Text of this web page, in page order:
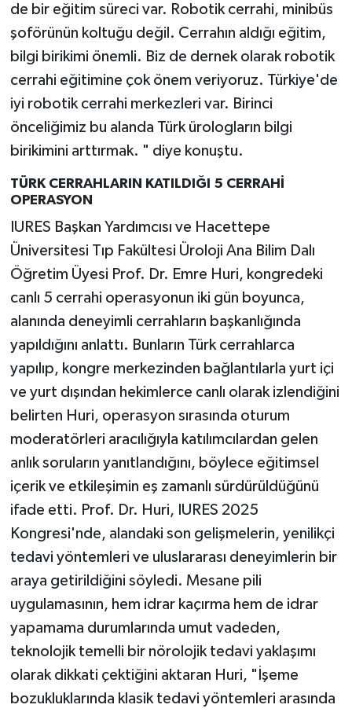
de bir eğitim süreci var. Robotik cerrahi, minibüs
şoförünün koltuğu değil. Cerrahın aldığı eğitim,
bilgi birikimi önemli. Biz de dernek olarak robotik
cerrahi eğitimine çok önem veriyoruz. Türkiye'de
iyi robotik cerrahi merkezleri var. Birinci
önceliğimiz bu alanda Türk ürologların bilgi
birikimini arttırmak. " diye konuştu.
TÜRK CERRAHLARIN KATILDIĞI 5 CERRAHİ
OPERASYON
IURES Başkan Yardımcısı ve Hacettepe
Üniversitesi Tıp Fakültesi Üroloji Ana Bilim Dalı
Öğretim Üyesi Prof. Dr. Emre Huri, kongredeki
canlı 5 cerrahi operasyonun iki gün boyunca,
alanında deneyimli cerrahların başkanlığında
yapıldığını anlattı. Bunların Türk cerrahlarca
yapılıp, kongre merkezinden bağlantılarla yurt içi
ve yurt dışından hekimlerce canlı olarak izlendiğini
belirten Huri, operasyon sırasında oturum
moderatörleri aracılığıyla katılımcılardan gelen
anlık soruların yanıtlandığını, böylece eğitimsel
içerik ve etkileşimin eş zamanlı sürdürüldüğünü
ifade etti. Prof. Dr. Huri, IURES 2025
Kongresi'nde, alandaki son gelişmelerin, yenilikçi
tedavi yöntemleri ve uluslararası deneyimlerin bir
araya getirildiğini söyledi. Mesane pili
uygulamasının, hem idrar kaçırma hem de idrar
yapamama durumlarında umut vadeden,
teknolojik temelli bir nörolojik tedavi yaklaşımı
olarak dikkati çektiğini aktaran Huri, "İşeme
bozukluklarında klasik tedavi yöntemleri arasında